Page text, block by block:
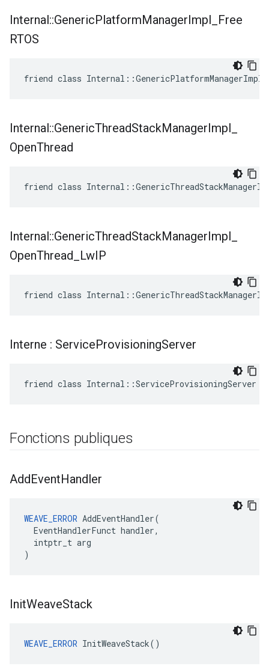
Internal::GenericPlatformManagerImpl Free
RTOS
friend class
Internal::GenericThreadStackManagerImpl
OpenThread
friend class
Internal::GenericThreadStackManagerImpl
OpenThread LwIP
friend class
Interne : ServiceProvisioningServer
friend class Internal::ServiceProvisioningServer
Fonctions publiques
AddEventHandler
WEAVE_ERROR AddEventHandler(
  EventHandlerFunct handler,
  intptr_t arg
)
InitWeaveStack
WEAVE_ERROR InitWeaveStack()